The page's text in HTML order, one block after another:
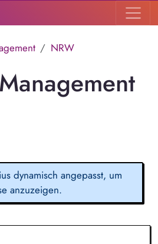
NRW
dynamisch angepasst, um
anzuzeigen.